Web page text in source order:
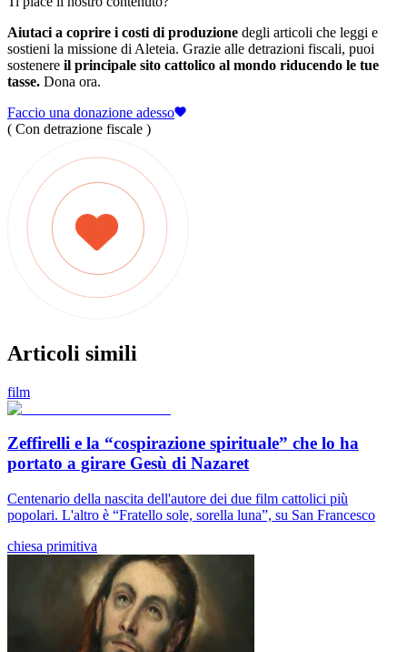
Aiutaci a coprire i costi di produzione degli articoli che leggi e
sostieni la missione di Aleteia. Grazie alle detrazioni fiscali, puoi
sostenere il principale sito cattolico al mondo riducendo le tue
tasse. Dona ora.
Faccio una donazione adesso
( Con detrazione fiscale )
Articoli simili
film
Zeffirelli e la “cospirazione spirituale” che lo ha
portato a girare Gesù di Nazaret
Centenario della nascita dell'autore dei due film cattolici più
popolari. L'altro è “Fratello sole, sorella luna”, su San Francesco
chiesa primitiva